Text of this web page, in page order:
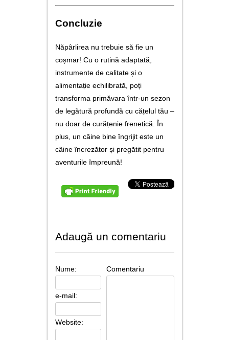
Concluzie
Năpârlirea nu trebuie să fie un
coșmar! Cu o rutină adaptată,
instrumente de calitate și o
alimentație echilibrată, poți
transforma primăvara într-un sezon
de legătură profundă cu cățelul tău –
nu doar de curățenie frenetică. În
plus, un câine bine îngrijit este un
câine încrezător și pregătit pentru
aventurile împreună!
Adaugă un comentariu
Comentariu
Nume:
e-mail:
Website: